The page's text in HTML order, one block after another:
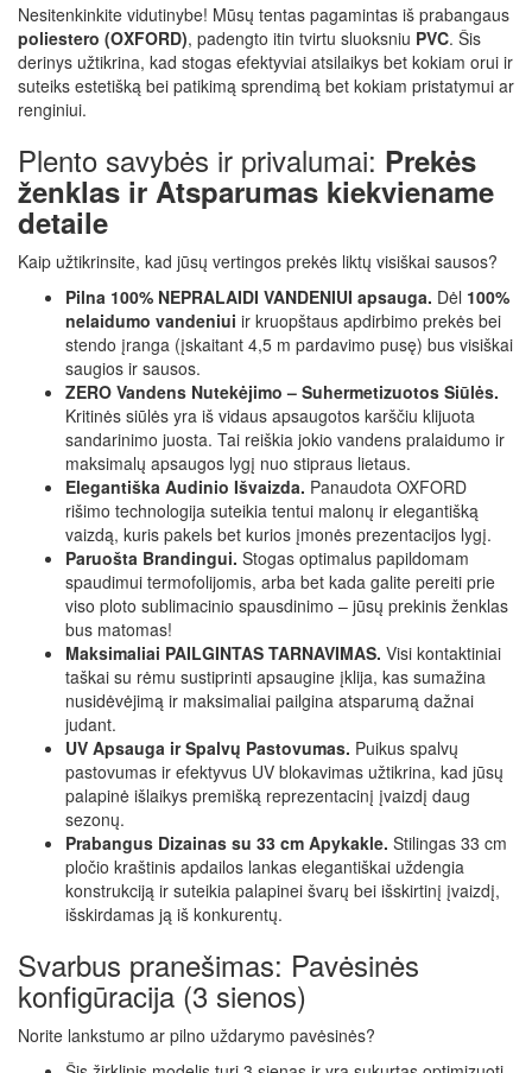
Nesitenkinkite vidutinybe! Mūsų tentas pagamintas iš prabangaus
poliestero (OXFORD), padengto itin tvirtu sluoksniu PVC. Šis
derinys užtikrina, kad stogas efektyviai atsilaikys bet kokiam orui ir
suteiks estetišką bei patikimą sprendimą bet kokiam pristatymui ar
renginiui.
Plento savybės ir privalumai: Prekės
ženklas ir Atsparumas kiekviename
detaile
Kaip užtikrinsite, kad jūsų vertingos prekės liktų visiškai sausos?
Pilna 100% NEPRALAIDI VANDENIUI apsauga. Dėl 100%
nelaidumo vandeniui ir kruopštaus apdirbimo prekės bei
stendo įranga (įskaitant 4,5 m pardavimo pusę) bus visiškai
saugios ir sausos.
ZERO Vandens Nutekėjimo – Suhermetizuotos Siūlės.
Kritinės siūlės yra iš vidaus apsaugotos karščiu klijuota
sandarinimo juosta. Tai reiškia jokio vandens pralaidumo ir
maksimalų apsaugos lygį nuo stipraus lietaus.
Elegantiška Audinio Išvaizda. Panaudota OXFORD
rišimo technologija suteikia tentui malonų ir elegantišką
vaizdą, kuris pakels bet kurios įmonės prezentacijos lygį.
Paruošta Brandingui. Stogas optimalus papildomam
spaudimui termofolijomis, arba bet kada galite pereiti prie
viso ploto sublimacinio spausdinimo – jūsų prekinis ženklas
bus matomas!
Maksimaliai PAILGINTAS TARNAVIMAS. Visi kontaktiniai
taškai su rėmu sustiprinti apsaugine įklija, kas sumažina
nusidėvėjimą ir maksimaliai pailgina atsparumą dažnai
judant.
UV Apsauga ir Spalvų Pastovumas. Puikus spalvų
pastovumas ir efektyvus UV blokavimas užtikrina, kad jūsų
palapinė išlaikys premišką reprezentacinį įvaizdį daug
sezonų.
Prabangus Dizainas su 33 cm Apykakle. Stilingas 33 cm
pločio kraštinis apdailos lankas elegantiškai uždengia
konstrukciją ir suteikia palapinei švarų bei išskirtinį įvaizdį,
išskirdamas ją iš konkurentų.
Svarbus pranešimas: Pavėsinės
konfigūracija (3 sienos)
Norite lankstumo ar pilno uždarymo pavėsinės?